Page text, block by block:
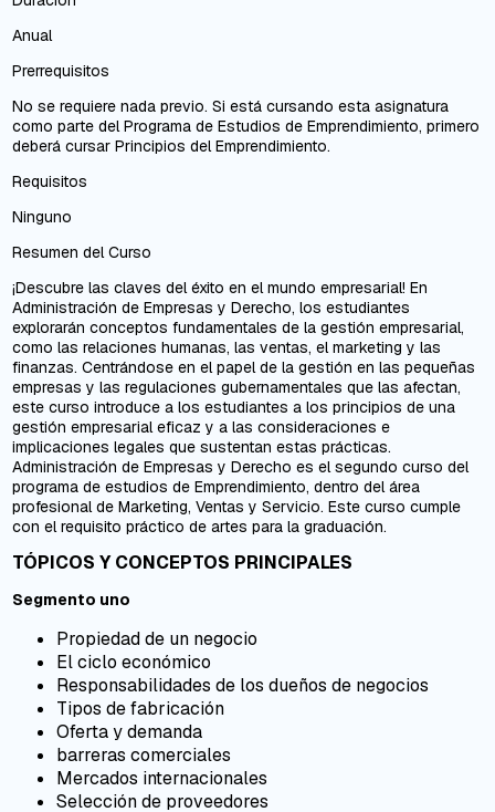
Anual
Prerrequisitos
No se requiere nada previo. Si está cursando esta asignatura
como parte del Programa de Estudios de Emprendimiento, primero
deberá cursar Principios del Emprendimiento.
Requisitos
Ninguno
Resumen del Curso
¡Descubre las claves del éxito en el mundo empresarial! En ​​
Administración de Empresas y Derecho, los estudiantes
explorarán conceptos fundamentales de la gestión empresarial,
como las relaciones humanas, las ventas, el marketing y las
finanzas. Centrándose en el papel de la gestión en las pequeñas
empresas y las regulaciones gubernamentales que las afectan,
este curso introduce a los estudiantes a los principios de una
gestión empresarial eficaz y a las consideraciones e
implicaciones legales que sustentan estas prácticas.
Administración de Empresas y Derecho es el segundo curso del
programa de estudios de Emprendimiento, dentro del área
profesional de Marketing, Ventas y Servicio. Este curso cumple
con el requisito práctico de artes para la graduación.
TÓPICOS Y CONCEPTOS PRINCIPALES
Segmento uno
Propiedad de un negocio
El ciclo económico
Responsabilidades de los dueños de negocios
Tipos de fabricación
Oferta y demanda
barreras comerciales
Mercados internacionales
Selección de proveedores